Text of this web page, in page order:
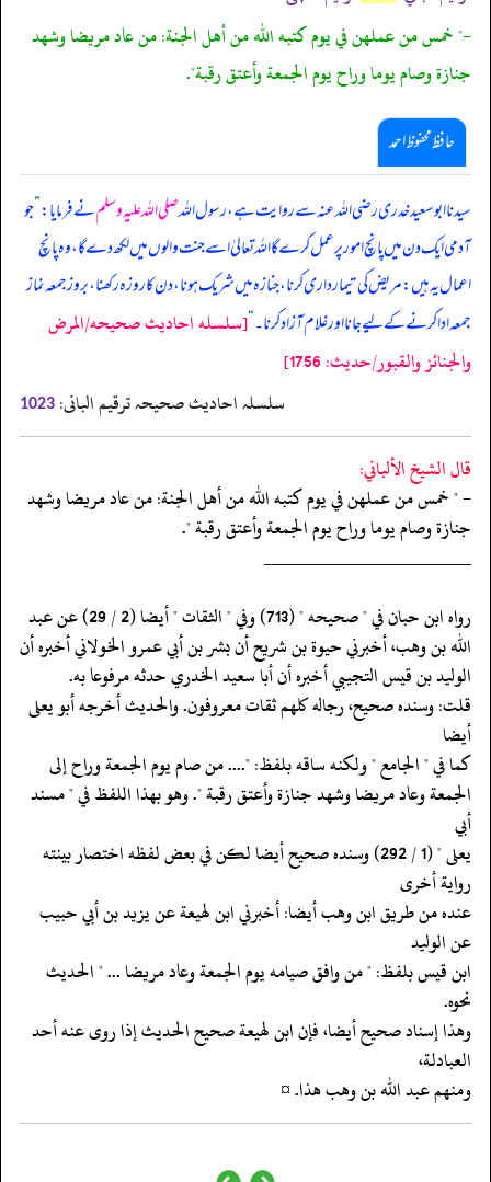
-" خمس من عملهن في يوم كتبه الله من أهل الجنة: من عاد مريضا وشهد
جنازة وصام يوما وراح يوم الجمعة وأعتق رقبة".
حافظ محفوظ احمد
سیدنا ابوسعید خدری رضی اللہ عنہ سے روایت ہے، رسول اللہصلی اللہ علیہ وسلمنے فرمایا:”جو
آدمی ایک دن میں پانچ امور پر عمل کرے گا اللہ تعالیٰ اسے جنت والوں میں لکھ دے گا، وہ پانچ
اعمال یہ ہیں: مریض کی تیمار داری کرنا، جنازہ میں شریک ہونا، دن کا روزہ رکھنا، بروز جمعہ نماز
جمعہ ادا کرنے کے لیے جانا اور غلام آزاد کرنا۔“[سلسله احاديث صحيحه/المرض
والجنائز والقبور/حدیث: 1756]
سلسلہ احادیث صحیحہ ترقیم البانی: 1023
قال الشيخ الألباني:
- " خمس من عملهن في يوم كتبه الله من أهل الجنة: من عاد مريضا وشهد
جنازة وصام يوما وراح يوم الجمعة وأعتق رقبة ".
‏‏‏‏_____________________
‏‏‏‏رواه ابن حبان في " صحيحه " (713) وفي " الثقات " أيضا (2 / 29) عن عبد
‏‏‏‏الله بن وهب، أخبرني حيوة بن شريح أن بشر بن أبي عمرو الخولاني أخبره أن
‏‏‏‏الوليد بن قيس التجيبي أخبره أن أبا سعيد الخدري حدثه مرفوعا به.
‏‏‏‏قلت: وسنده صحيح، رجاله كلهم ثقات معروفون. والحديث أخرجه أبو يعلى
أيضا
‏‏‏‏كما في " الجامع " ولكنه ساقه بلفظ: ".... من صام يوم الجمعة وراح إلى
‏‏‏‏الجمعة وعاد مريضا وشهد جنازة وأعتق رقبة ". وهو بهذا اللفظ في " مسند
أبي
‏‏‏‏يعلى " (1 / 292) وسنده صحيح أيضا لكن في بعض لفظه اختصار بينته
رواية أخرى
‏‏‏‏عنده من طريق ابن وهب أيضا: أخبرني ابن لهيعة عن يزيد بن أبي حبيب
عن الوليد
‏‏‏‏ابن قيس بلفظ: " من وافق صيامه يوم الجمعة وعاد مريضا ... " الحديث
نحوه.
‏‏‏‏وهذا إسناد صحيح أيضا، فإن ابن لهيعة صحيح الحديث إذا روى عنه أحد
العبادلة،
‏‏‏‏ومنهم عبد الله بن وهب هذا. ¤